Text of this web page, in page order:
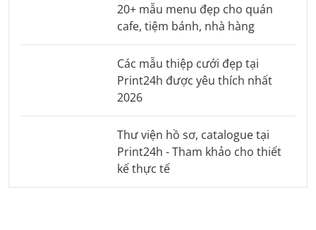
20+ mẫu menu đẹp cho quán
cafe, tiệm bánh, nhà hàng
Các mẫu thiệp cưới đẹp tại
Print24h được yêu thích nhất
2026
Thư viện hồ sơ, catalogue tại
Print24h - Tham khảo cho thiết
kế thực tế